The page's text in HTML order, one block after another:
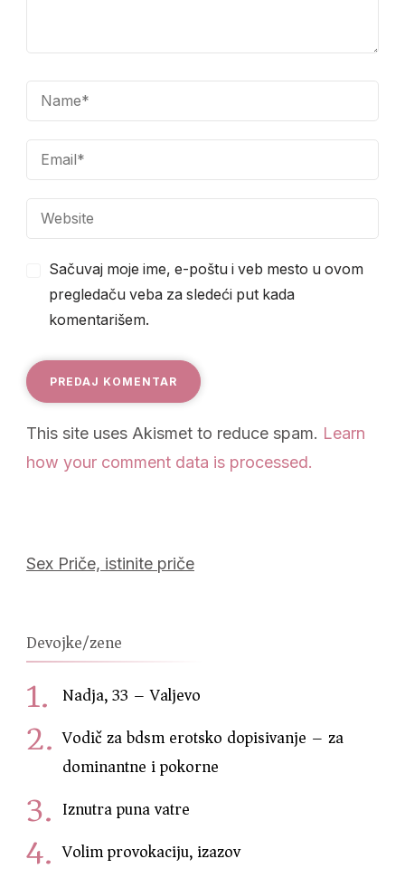
Sačuvaj moje ime, e-poštu i veb mesto u ovom
pregledaču veba za sledeći put kada
komentarišem.
This site uses Akismet to reduce spam. Learn
how your comment data is processed.
Sex Priče, istinite priče
Devojke/zene
Nadja, 33 – Valjevo
Vodič za bdsm erotsko dopisivanje – za
dominantne i pokorne
Iznutra puna vatre
Volim provokaciju, izazov